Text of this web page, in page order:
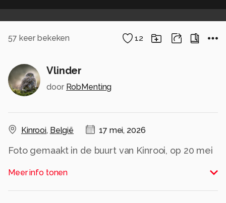
57 keer bekeken 12
Vlinder
door RobMenting
Kinrooi, België 17 mei, 2026
Foto gemaakt in de buurt van Kinrooi, op 20 mei
Meer info tonen